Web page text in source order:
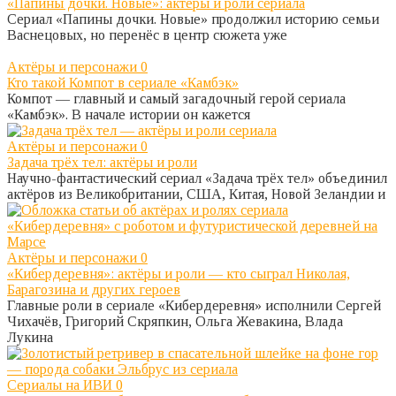
«Папины дочки. Новые»: актёры и роли сериала
Сериал «Папины дочки. Новые» продолжил историю семьи
Васнецовых, но перенёс в центр сюжета уже
Актёры и персонажи 0
Кто такой Компот в сериале «Камбэк»
Компот — главный и самый загадочный герой сериала
«Камбэк». В начале истории он кажется
Актёры и персонажи 0
Задача трёх тел: актёры и роли
Научно-фантастический сериал «Задача трёх тел» объединил
актёров из Великобритании, США, Китая, Новой Зеландии и
Актёры и персонажи 0
«Кибердеревня»: актёры и роли — кто сыграл Николая,
Барагозина и других героев
Главные роли в сериале «Кибердеревня» исполнили Сергей
Чихачёв, Григорий Скряпкин, Ольга Жевакина, Влада
Лукина
Сериалы на ИВИ 0